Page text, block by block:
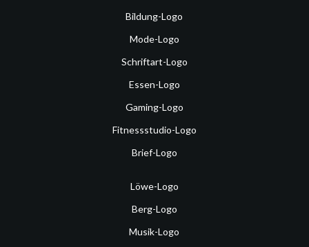
Bildung-Logo
Mode-Logo
Schriftart-Logo
Essen-Logo
Gaming-Logo
Fitnessstudio-Logo
Brief-Logo
Löwe-Logo
Berg-Logo
Musik-Logo